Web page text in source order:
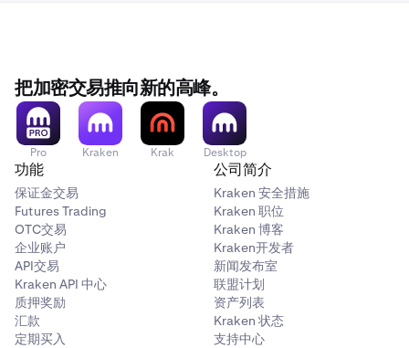
把加密交易推向新的高峰。
Pro Kraken Krak Desktop
功能
保证金交易
Futures Trading
OTC交易
企业账户
API交易
Kraken API 中心
质押奖励
汇款
定期买入
公司简介
Kraken 安全措施
Kraken 职位
Kraken 博客
Kraken开发者
新闻发布室
联盟计划
资产列表
Kraken 状态
支持中心